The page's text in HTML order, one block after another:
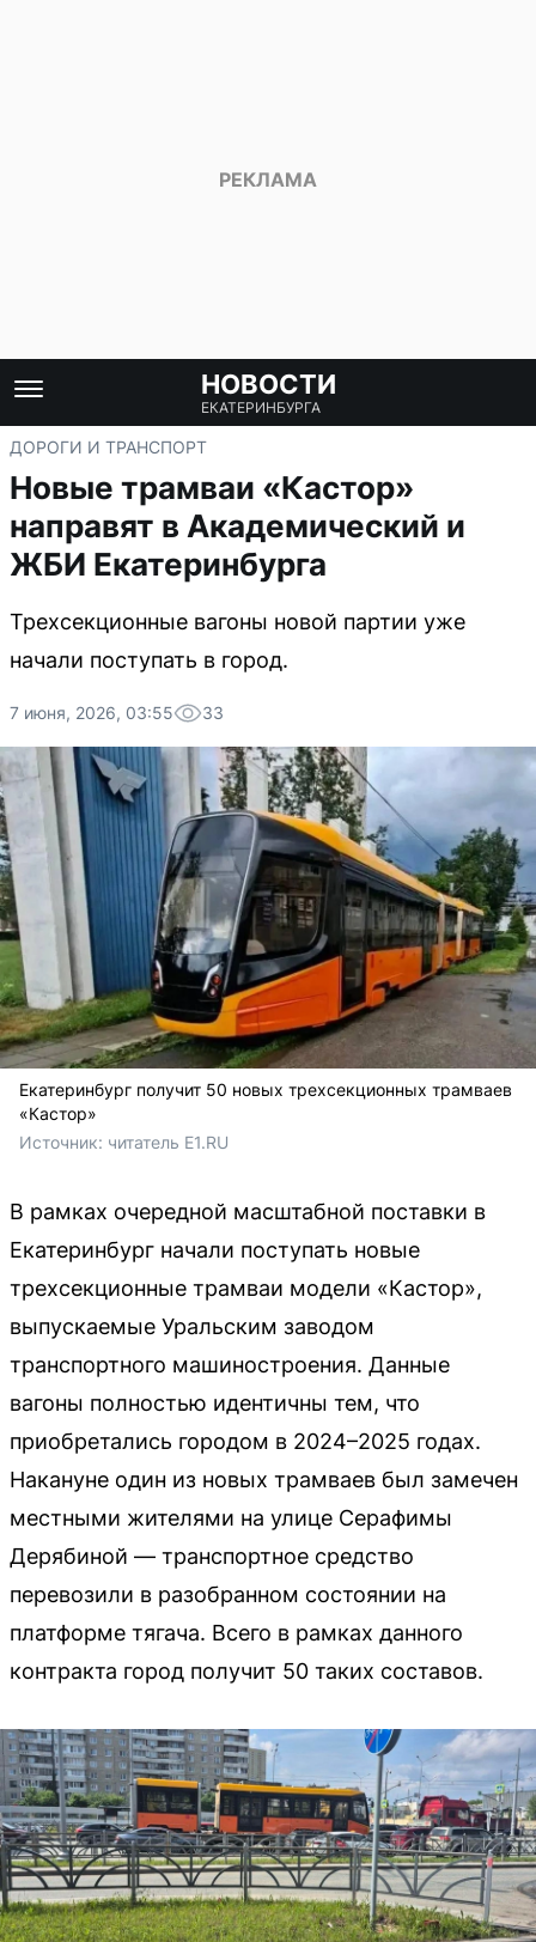
НОВОСТИ
ЕКАТЕРИНБУРГА
ДОРОГИ И ТРАНСПОРТ
Новые трамваи «Кастор»
направят в Академический и
ЖБИ Екатеринбурга
Трехсекционные вагоны новой партии уже
начали поступать в город.
7 июня, 2026, 03:55 33
Екатеринбург получит 50 новых трехсекционных трамваев
«Кастор»
Источник: читатель E1.RU
В рамках очередной масштабной поставки в
Екатеринбург начали поступать новые
трехсекционные трамваи модели «Кастор»,
выпускаемые Уральским заводом
транспортного машиностроения. Данные
вагоны полностью идентичны тем, что
приобретались городом в 2024–2025 годах.
Накануне один из новых трамваев был замечен
местными жителями на улице Серафимы
Дерябиной — транспортное средство
перевозили в разобранном состоянии на
платформе тягача. Всего в рамках данного
контракта город получит 50 таких составов.